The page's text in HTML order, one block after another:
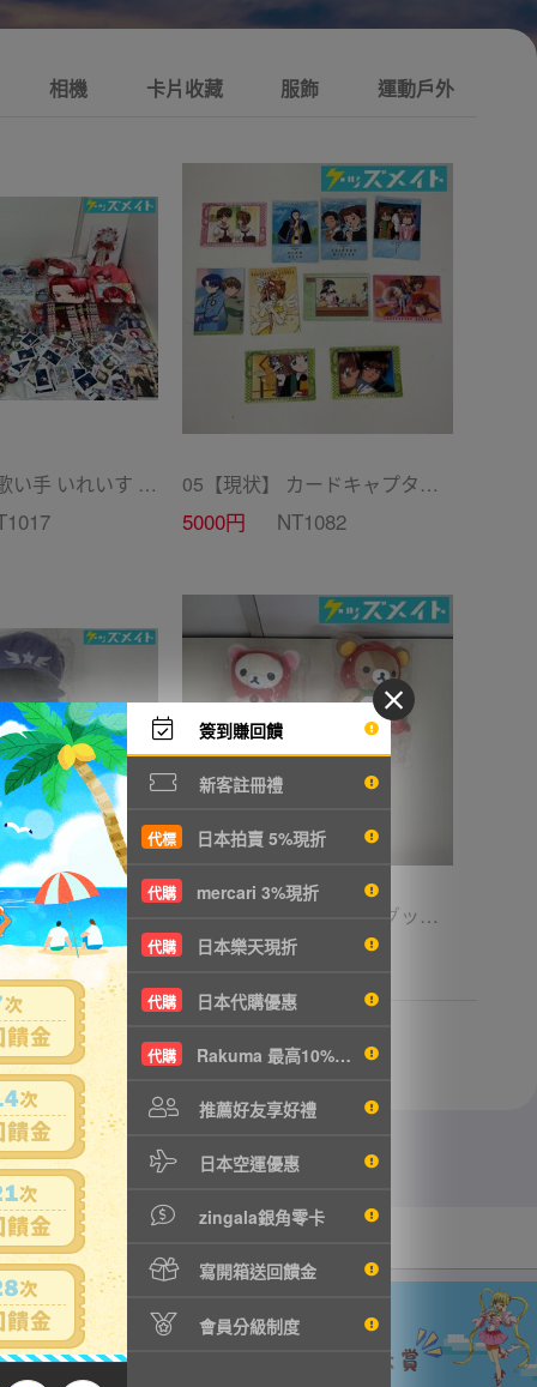
簽到賺回饋
新客註冊禮
代標 日本拍賣 5%現折
代購 mercari 3%現折
代購 日本樂天現折
代購 日本代購優惠
代購 Rakuma 最高10%現折
推薦好友享好禮
日本空運優惠
zingala銀角零卡
寫開箱送回饋金
會員分級制度
相機 卡片收藏 服飾 運動戶外
10 【現状】 歌い手 いれいす グッズ まとめ売り ぬいぐるみ バッジ・キーホルダー 紙類 他 05【現状】 カードキャプターさくら CC グッズ まとめ売り カードダス マスターズ 初版 木之本桜 少狼 他
5000円 NT1082
08【現状】リラックマ グッズ あつめてぬいぐるみ まとめ売り いちご 赤ずきん /リラックマ
4200円 NT908
機車用品